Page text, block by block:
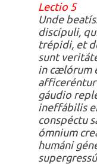
Lectio 5
Unde
discípuli,
trépidi, et
sunt
in cælórum
gáudio
ineffábilis
conspéctu
ómnium
humáni